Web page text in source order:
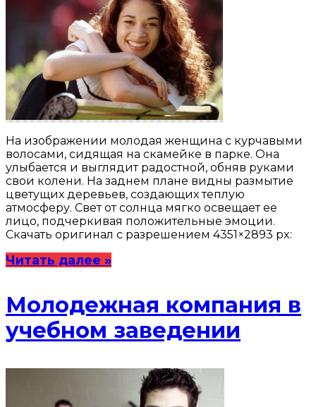
На изображении молодая женщина с курчавыми
волосами, сидящая на скамейке в парке. Она
улыбается и выглядит радостной, обняв руками
свои колени. На заднем плане видны размытие
цветущих деревьев, создающих теплую
атмосферу. Свет от солнца мягко освещает ее
лицо, подчеркивая положительные эмоции.
Скачать оригинал с разрешением 4351×2893 px:
Читать далее »
Молодежная компания в
учебном заведении